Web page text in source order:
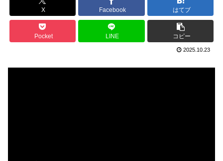
X Facebook はてブ
Pocket LINE コピー
2025.10.23